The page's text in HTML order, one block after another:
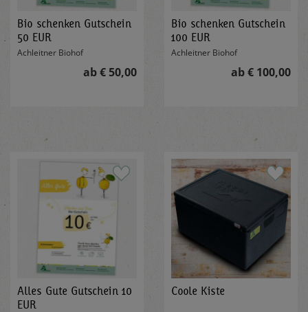
Bio schenken Gutschein
50 EUR
Achleitner Biohof
ab € 50,00
Bio schenken Gutschein
100 EUR
Achleitner Biohof
ab € 100,00
Alles Gute Gutschein 10
EUR
Coole Kiste